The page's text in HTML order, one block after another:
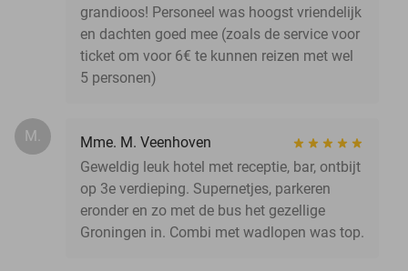
grandioos! Personeel was hoogst vriendelijk
en dachten goed mee (zoals de service voor
ticket om voor 6€ te kunnen reizen met wel
5 personen)
M.
Mme. M. Veenhoven
Geweldig leuk hotel met receptie, bar, ontbijt
op 3e verdieping. Supernetjes, parkeren
eronder en zo met de bus het gezellige
Groningen in. Combi met wadlopen was top.